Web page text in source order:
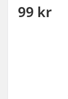
99 kr